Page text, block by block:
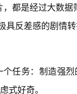
都是经过大数据
具反差感的剧情
任务：制造强
式好奇。